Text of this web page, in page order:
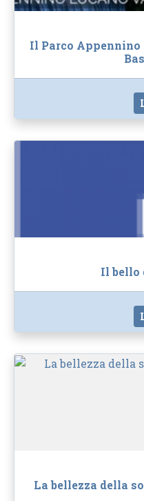
Il Parco Appennino
Il bello
La bellezza della